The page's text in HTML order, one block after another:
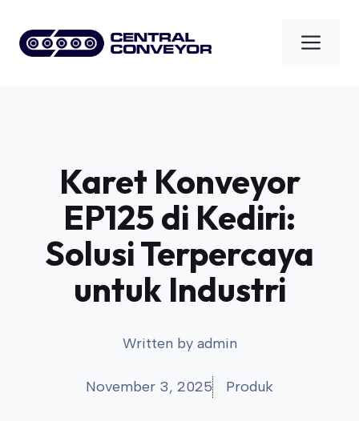
content
Karet Konveyor
EP125 di Kediri:
Solusi Terpercaya
untuk Industri
Written by admin
November 3, 2025 Produk